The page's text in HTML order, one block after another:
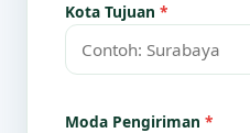
Kota Tujuan *
Moda Pengiriman *